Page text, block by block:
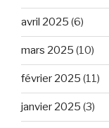
avril 2025 (6)
mars 2025 (10)
février 2025 (11)
janvier 2025 (3)